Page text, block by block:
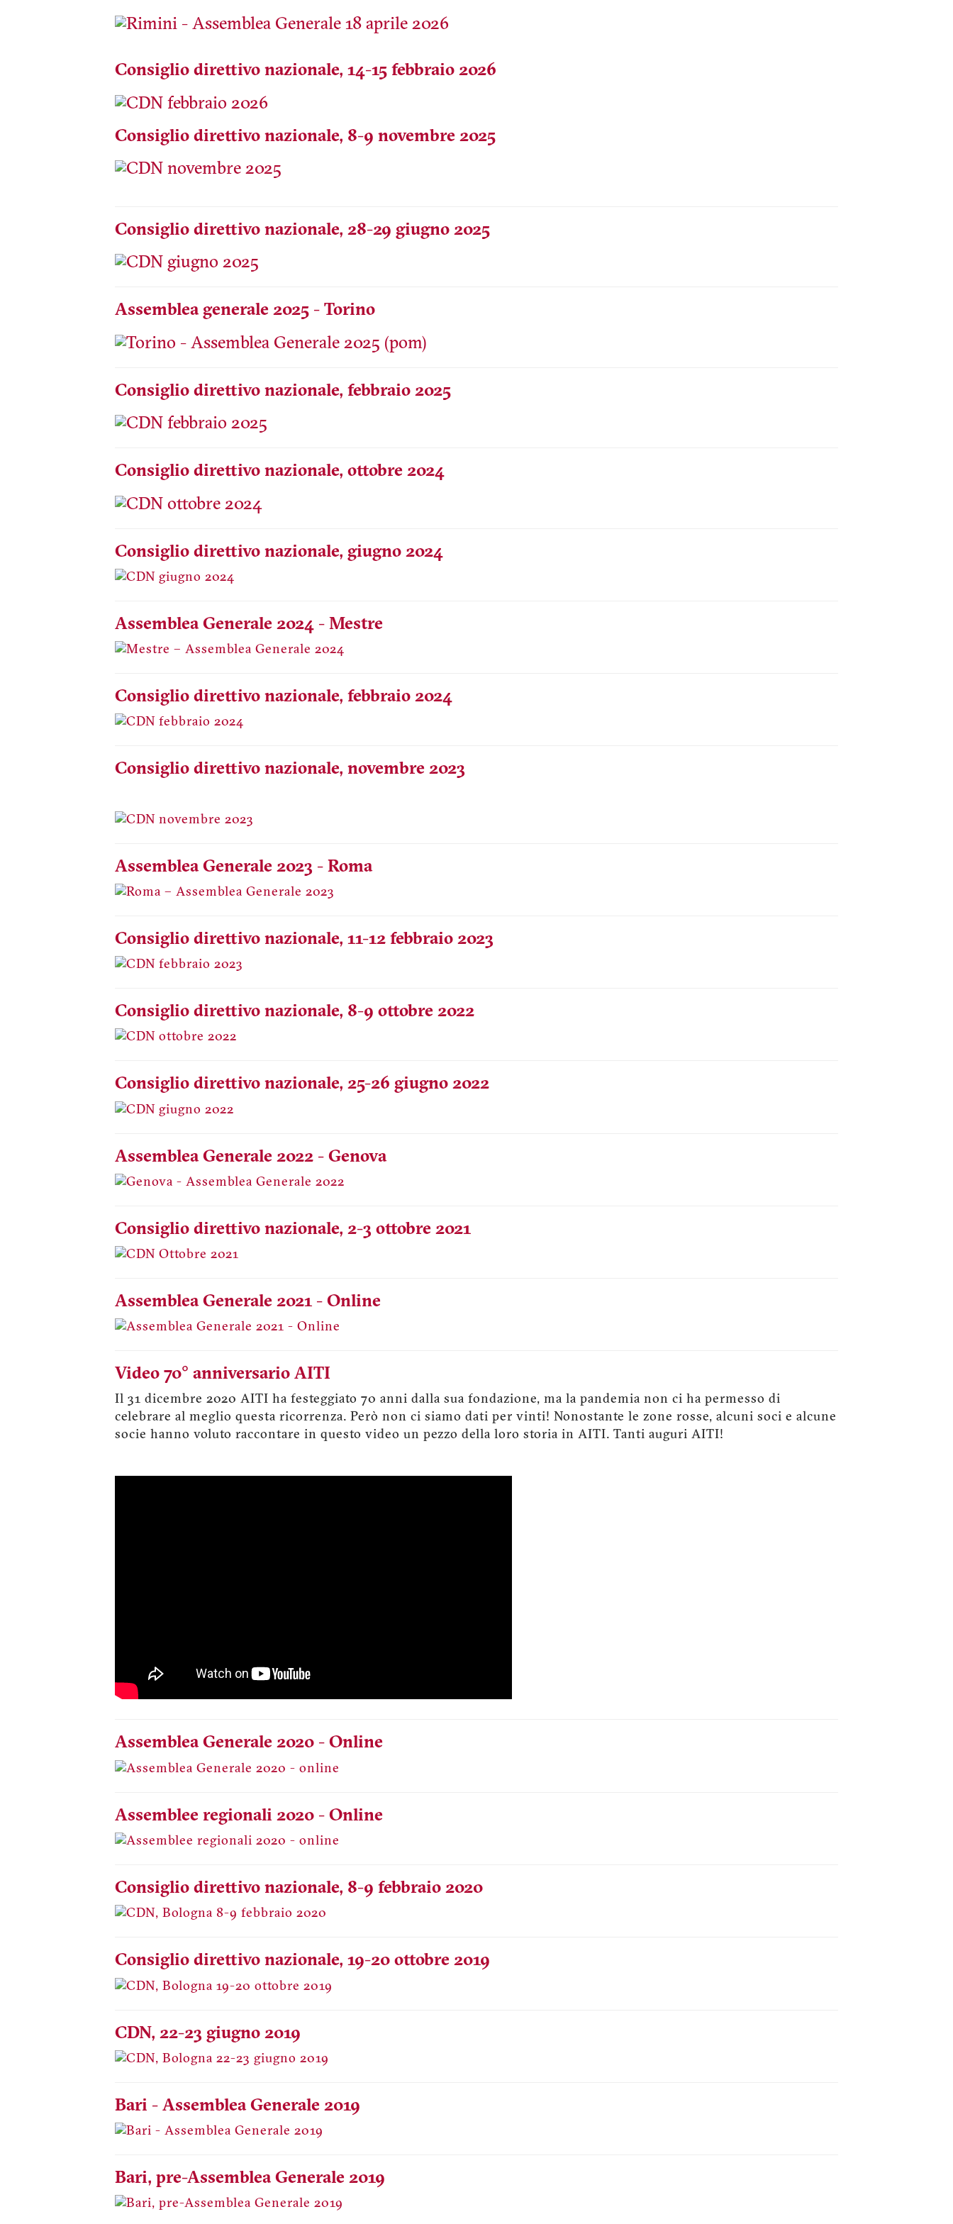
Consiglio direttivo nazionale, 14-15 febbraio 2026
Consiglio direttivo nazionale, 8-9 novembre 2025
Consiglio direttivo nazionale, 28-29 giugno 2025
Assemblea generale 2025 - Torino
Consiglio direttivo nazionale, febbraio 2025
Consiglio direttivo nazionale, ottobre 2024
Consiglio direttivo nazionale, giugno 2024
Assemblea Generale 2024 - Mestre
Consiglio direttivo nazionale, febbraio 2024
Consiglio direttivo nazionale, novembre 2023
Assemblea Generale 2023 - Roma
Consiglio direttivo nazionale, 11-12 febbraio 2023
Consiglio direttivo nazionale, 8-9 ottobre 2022
Consiglio direttivo nazionale, 25-26 giugno 2022
Assemblea Generale 2022 - Genova
Consiglio direttivo nazionale, 2-3 ottobre 2021
Assemblea Generale 2021 - Online
Video 70° anniversario AITI
Il 31 dicembre 2020 AITI ha festeggiato 70 anni dalla sua fondazione, ma la pandemia non ci ha permesso di
celebrare al meglio questa ricorrenza. Però non ci siamo dati per vinti! Nonostante le zone rosse, alcuni soci e alcune
socie hanno voluto raccontare in questo video un pezzo della loro storia in AITI. Tanti auguri AITI!
Assemblea Generale 2020 - Online
Assemblee regionali 2020 - Online
Consiglio direttivo nazionale, 8-9 febbraio 2020
Consiglio direttivo nazionale, 19-20 ottobre 2019
CDN, 22-23 giugno 2019
Bari - Assemblea Generale 2019
Bari, pre-Assemblea Generale 2019